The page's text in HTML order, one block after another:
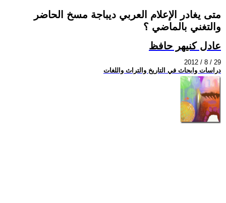
متى يغادر الإعلام العربي ديباجة مسخ الحاضر
والتغني بالماضي ؟
عادل كنيهر حافظ
2012 / 8 / 29
دراسات وابحاث في التاريخ والتراث واللغات